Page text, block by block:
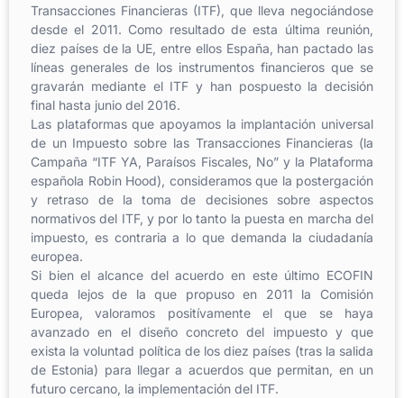
Transacciones Financieras (ITF), que lleva negociándose
desde el 2011. Como resultado de esta última reunión,
diez países de la UE, entre ellos España, han pactado las
líneas generales de los instrumentos financieros que se
gravarán mediante el ITF y han pospuesto la decisión
final hasta junio del 2016.
Las plataformas que apoyamos la implantación universal
de un Impuesto sobre las Transacciones Financieras (la
Campaña “ITF YA, Paraísos Fiscales, No” y la Plataforma
española Robin Hood), consideramos que la postergación
y retraso de la toma de decisiones sobre aspectos
normativos del ITF, y por lo tanto la puesta en marcha del
impuesto, es contraria a lo que demanda la ciudadanía
europea.
Si bien el alcance del acuerdo en este último ECOFIN
queda lejos de la que propuso en 2011 la Comisión
Europea, valoramos positívamente el que se haya
avanzado en el diseño concreto del impuesto y que
exista la voluntad política de los diez países (tras la salida
de Estonia) para llegar a acuerdos que permitan, en un
futuro cercano, la implementación del ITF.